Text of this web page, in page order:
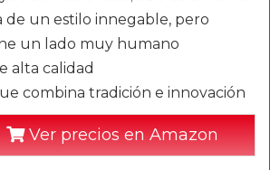
de un estilo innegable, pero
un lado muy humano
alta calidad
combina tradición e innovación
Ver precios en Amazon